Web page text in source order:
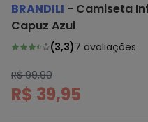
BRANDILI - Camiseta
Capuz Azul
(3,3)7 avaliações
R$ 99,90
R$ 39,95